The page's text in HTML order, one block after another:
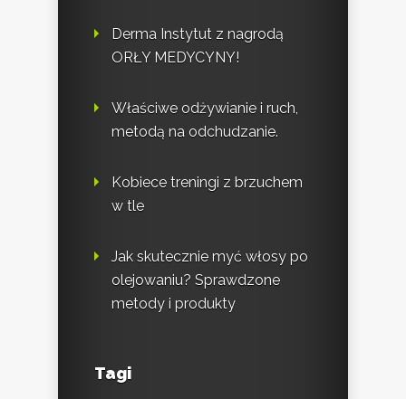
Derma Instytut z nagrodą
ORŁY MEDYCYNY!
Właściwe odżywianie i ruch,
metodą na odchudzanie.
Kobiece treningi z brzuchem
w tle
Jak skutecznie myć włosy po
olejowaniu? Sprawdzone
metody i produkty
Tagi